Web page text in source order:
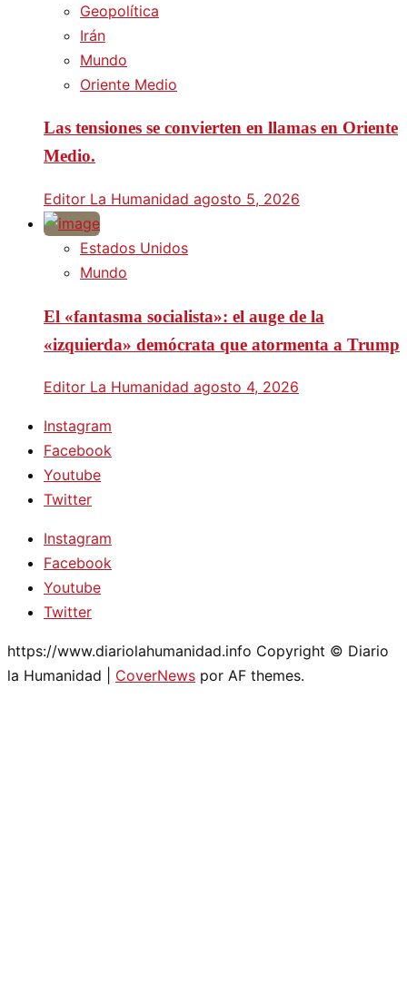
Geopolítica
Irán
Mundo
Oriente Medio
Las tensiones se convierten en llamas en Oriente
Medio.
Editor La Humanidad agosto 5, 2026
Estados Unidos
Mundo
El «fantasma socialista»: el auge de la
«izquierda» demócrata que atormenta a Trump
Editor La Humanidad agosto 4, 2026
Instagram
Facebook
Youtube
Twitter
Instagram
Facebook
Youtube
Twitter
https://www.diariolahumanidad.info Copyright © Diario
la Humanidad
CoverNews por AF themes.